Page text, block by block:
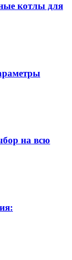
котлы для
на всю